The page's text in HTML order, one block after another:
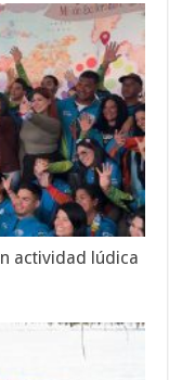
actividad lúdica